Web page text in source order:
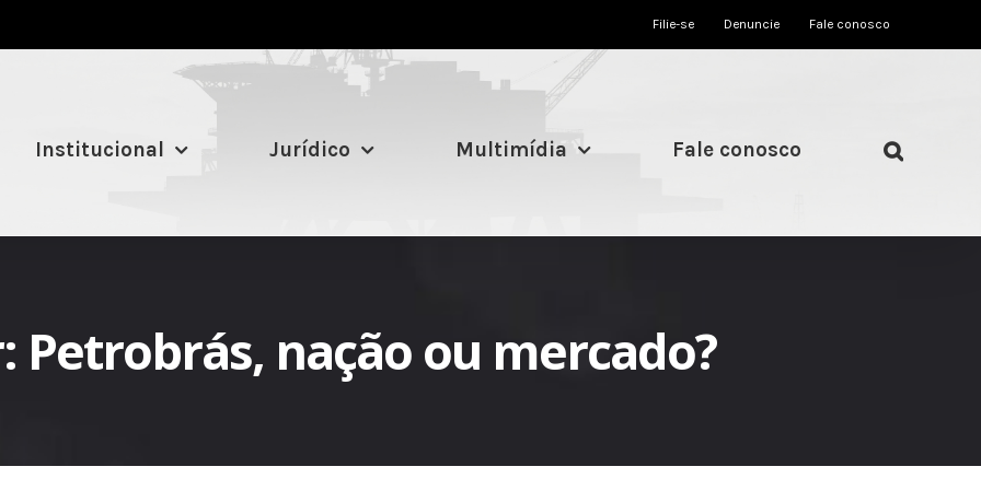
Filie-se Denuncie Fale conosco
Institucional Jurídico Multimídia Fale conosco
Petrobrás, nação ou mercado?